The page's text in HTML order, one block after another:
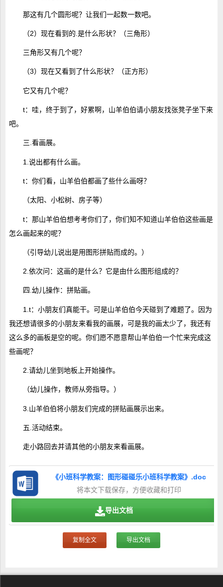
那这有几个圆形呢？让我们一起数一数吧。
（2）现在看到的.是什么形状？（三角形）
三角形又有几个呢？
（3）现在又看到了什么形状？（正方形）
它又有几个呢？
t：哇，终于到了，好累啊，山羊伯伯请小朋友找张凳子坐下来
吧。
三.看画展。
1.说出都有什么画。
t：你们看，山羊伯伯都画了些什么画呀？
（太阳、小松树、房子等）
t：那山羊伯伯想考考你们了，你们知不知道山羊伯伯这些画是
怎么画起来的呢？
（引导幼儿说出是用图形拼贴而成的。）
2.依次问：这画的是什么？它是由什么图形组成的？
四.幼儿操作：拼贴画。
1.t：小朋友们真能干。可是山羊伯伯今天碰到了难题了。因为
我还想请很多的小朋友来看我的画展，可是我的画太少了，我还有
这么多的画板是空的呢。你们愿不愿意帮山羊伯伯一个忙来完成这
些画呢？
2.请幼儿坐到地板上开始操作。
（幼儿操作，教师从旁指导。）
3.山羊伯伯将小朋友们完成的拼贴画展示出来。
五.活动结束。
走小路回去并请其他的小朋友来看画展。
《小班科学教案：图形碰碰乐小班科学教案》.doc
将本文下载保存，方便收藏和打印
导出文档
复制全文 导出文档